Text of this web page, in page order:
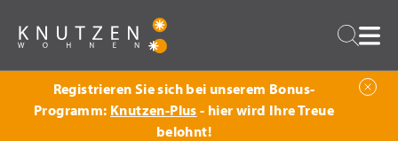
Zurück
Registrieren Sie sich bei unserem Bonus-
Programm: Knutzen-Plus - hier wird Ihre Treue
belohnt!